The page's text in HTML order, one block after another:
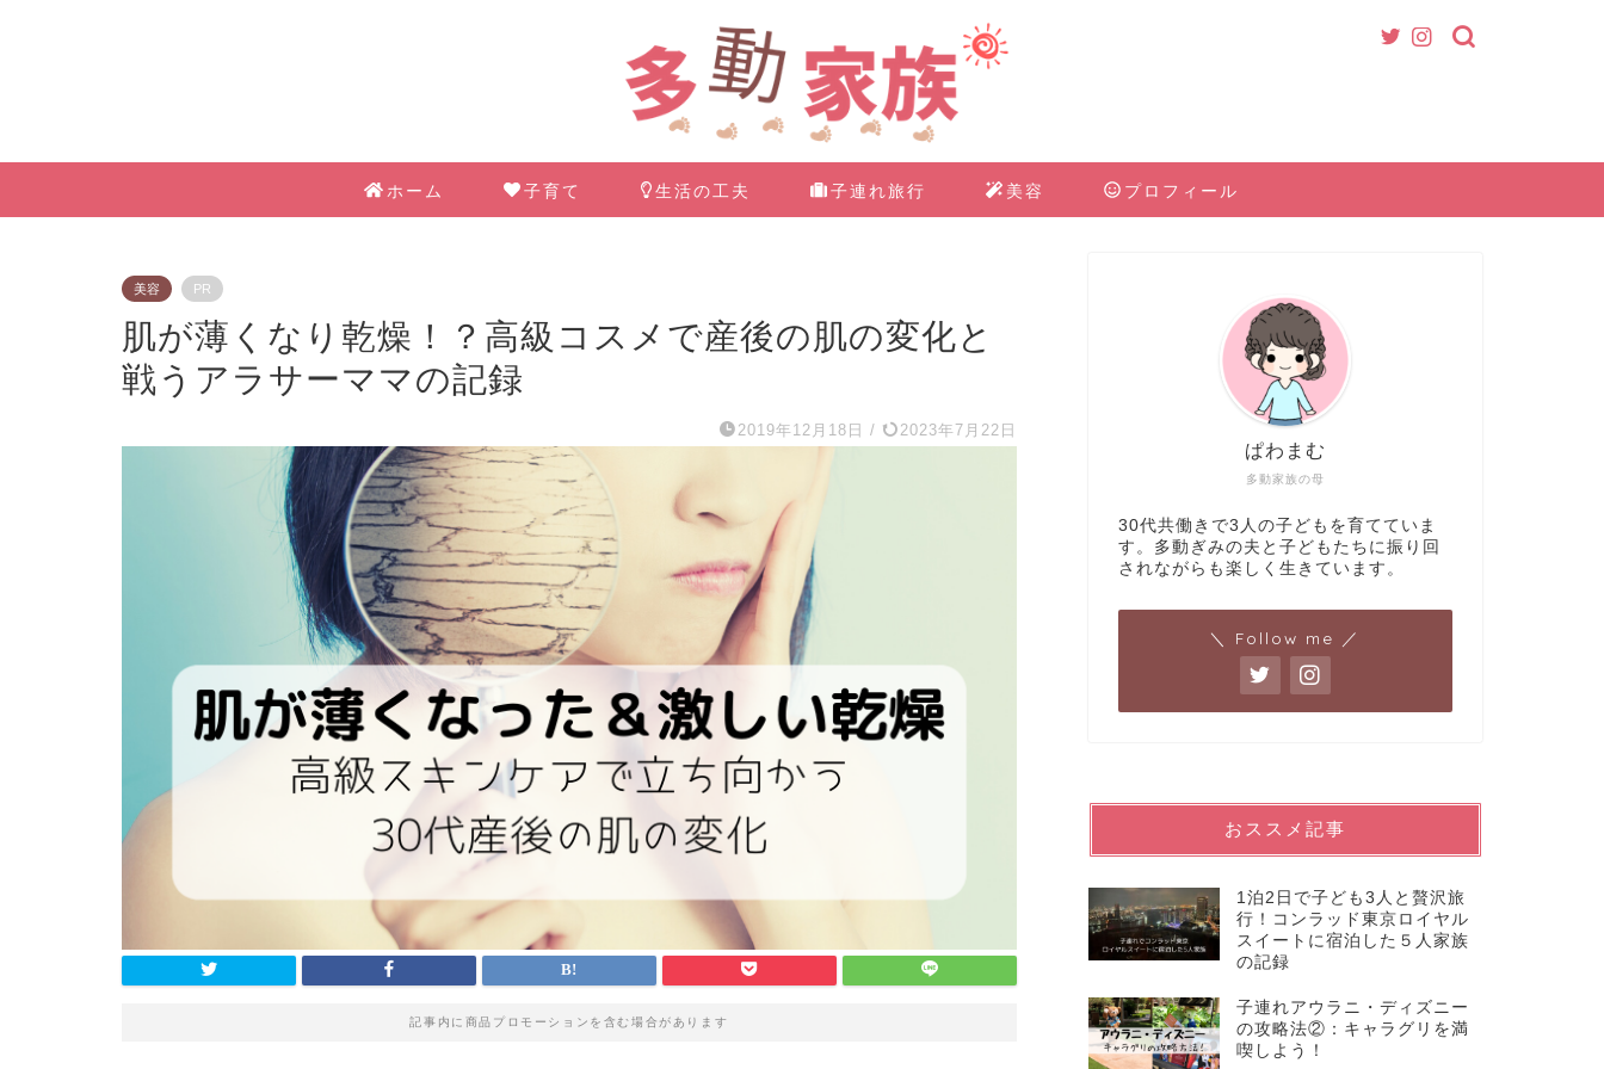
ホーム 子育て 生活の工夫 子連れ旅行 美容 プロフィール
美容 PR
肌が薄くなり乾燥！？高級コスメで産後の肌の変化と
戦うアラサーママの記録
2019年12月18日 / 2023年7月22日
記事内に商品プロモーションを含む場合があります
多動家族の母
ぱわまむ
30代共働きで3人の子どもを育てていま
す。多動ぎみの夫と子どもたちに振り回
されながらも楽しく生きています。
＼ Follow me ／
おススメ記事
1泊2日で子ども3人と贅沢旅
行！コンラッド東京ロイヤル
スイートに宿泊した５人家族
の記録
子連れアウラニ・ディズニー
の攻略法②：キャラグリを満
喫しよう！